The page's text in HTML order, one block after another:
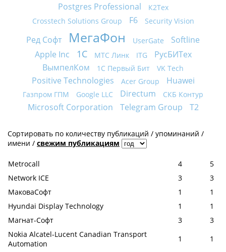
Postgres Professional
К2Тех
Crosstech Solutions Group
F6 Security Vision
Ред Софт МегаФон UserGate
Softline
Apple Inc
1С МТС Линк ITG
РусБИТех
ВымпелКом
1С Первый Бит VK Tech
Positive Technologies Acer Group Huawei
Газпром ГПМ Google LLC Directum СКБ Контур
Microsoft Corporation Telegram Group Т2
Сортировать по количеству публикаций / упоминаний /
имени / свежим публикациям
Metrocall 4
5
Network ICE
3
3
МаковаСофт
1
1
Hyundai Display Technology
1
1
Магнат-Софт
3
3
Nokia Alcatel-Lucent Canadian Transport
Automation
1
1